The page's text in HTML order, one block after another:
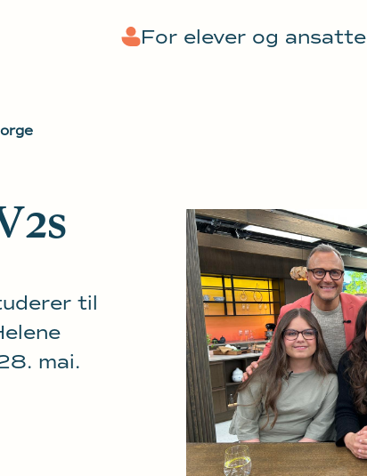
For elever og ansatte
til
mai.